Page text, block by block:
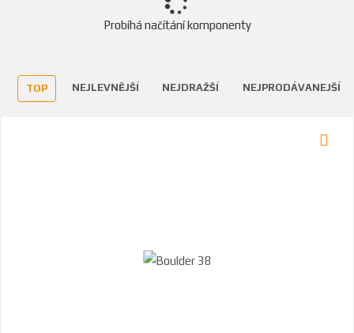
Probíhá načítání komponenty
TOP NEJLEVNĚJŠÍ NEJDRAŽŠÍ NEJPRODÁVANEJŠÍ